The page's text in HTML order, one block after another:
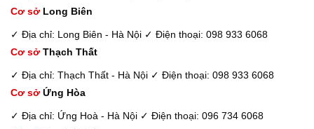
Cơ sở Long Biên
✓ Địa chỉ: Long Biên - Hà Nội ✓ Điện thoại: 098 933 6068
Cơ sở Thạch Thất
✓ Địa chỉ: Thạch Thất - Hà Nội ✓ Điện thoại: 098 933 6068
Cơ sở Ứng Hòa
✓ Địa chỉ: Ứng Hoà - Hà Nội ✓ Điện thoại: 096 734 6068